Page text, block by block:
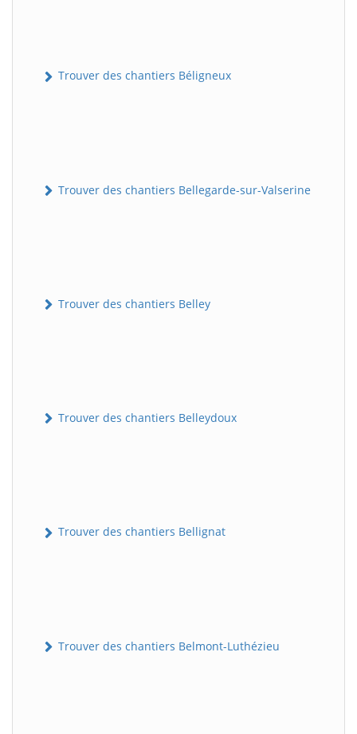
Trouver des chantiers Béligneux
Trouver des chantiers Bellegarde-sur-Valserine
Trouver des chantiers Belley
Trouver des chantiers Belleydoux
Trouver des chantiers Bellignat
Trouver des chantiers Belmont-Luthézieu